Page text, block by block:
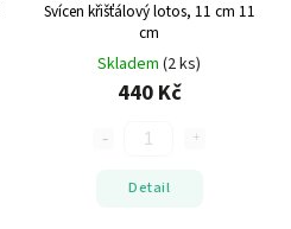
Svícen křišťálový lotos, 11 cm 11
cm
Skladem (2 ks)
440 Kč
Detail